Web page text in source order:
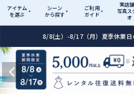
アイテム
を選ぶ
▾
シーン
から探す ▾
ご利用
ガイド ▾
実店
写真ス
オ
Shop by Category
カテゴリ詳細→
Shop by Occasion
性別・サイズで絞
How It Works
Startはじめに
Visit Us8/8(土）-8/17（月）夏季休業日